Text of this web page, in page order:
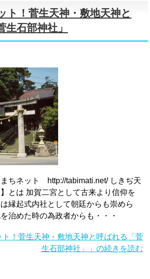
ト！菅生天神・敷地天神と
生石部神社」
ちネット http://tabimati.net/ しきぢ天
とは 加賀二宮として古来より信仰を
縁起式内社として朝廷からも崇めら
治めた時の為政者からも・・・
ト！菅生天神・敷地天神と呼ばれる「菅
生石部神社」」の続きを読む